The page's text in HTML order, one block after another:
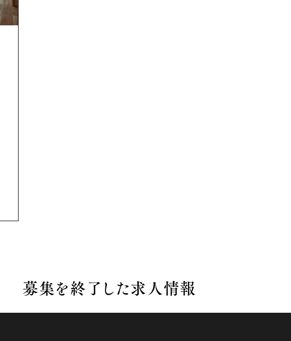
募集を終了した求人情報